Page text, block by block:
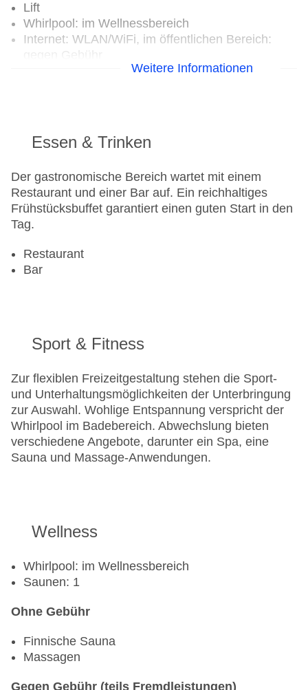
Lift
Whirlpool: im Wellnessbereich
Internet: WLAN/WiFi, im öffentlichen Bereich:
Zahlungsarten: TUI Card / VISA, MasterCard,
Garage: gegen Gebühr
Zimmer: 570
Weitere Informationen
Essen & Trinken
Der gastronomische Bereich wartet mit einem
Restaurant und einer Bar auf. Ein reichhaltiges
Frühstücksbuffet garantiert einen guten Start in den
Tag.
Restaurant
Bar
Sport & Fitness
Zur flexiblen Freizeitgestaltung stehen die Sport-
und Unterhaltungsmöglichkeiten der Unterbringung
zur Auswahl. Wohlige Entspannung verspricht der
Whirlpool im Badebereich. Abwechslung bieten
verschiedene Angebote, darunter ein Spa, eine
Sauna und Massage-Anwendungen.
Wellness
Whirlpool: im Wellnessbereich
Saunen: 1
Ohne Gebühr
Finnische Sauna
Massagen
Gegen Gebühr (teils Fremdleistungen)